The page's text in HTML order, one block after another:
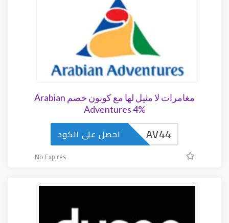
مغامرات لا مثيل لها مع كوبون خصم Arabian
Adventures 4%
AV44 احصل على الكود
No Expires